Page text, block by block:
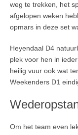
weg te trekken, het
afgelopen weken
opmars in deze set
Heyendaal D4
plek voor hen in
heilig vuur ook wat
Weekenders D1
Om het team even